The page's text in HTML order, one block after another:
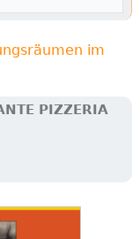
im
PIZZERIA